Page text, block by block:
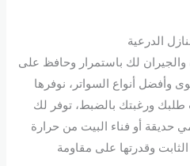
الدرعية
والجيران لك باستمرار وحافظ على
أنواع السواتر، نوفرها
طلبك ورغبتك بالضبط، توفر لك
إلى 100% لتحمي حديقة أو فناء البيت من حرارة
وقدرتها على مقاومة